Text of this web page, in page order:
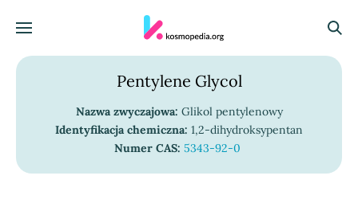
Menu
Pentylene Glycol
Nazwa zwyczajowa: Glikol pentylenowy
Identyfikacja chemiczna: 1,2-dihydroksypentan
Numer CAS: 5343-92-0